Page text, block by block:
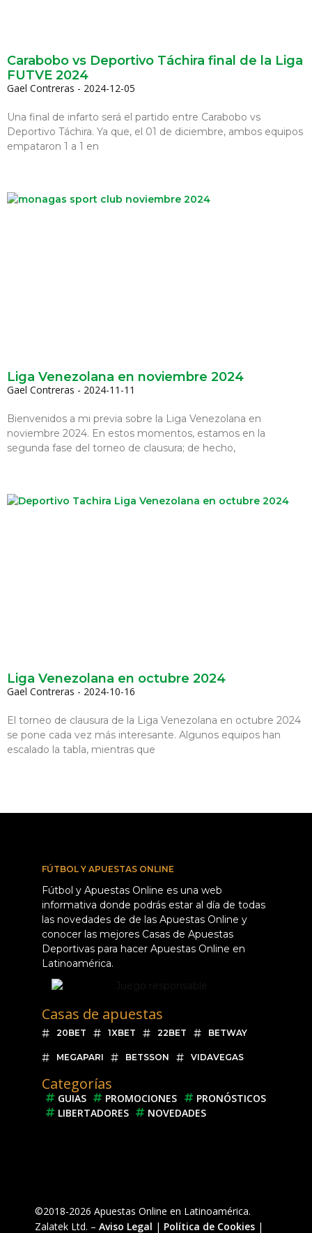
Carabobo vs Deportivo Táchira final de la Liga
FUTVE 2024
Gael Contreras 2024-12-05
Una final de infarto será el partido entre Carabobo vs
Deportivo Táchira. Ya que, el 01 de diciembre, ambos equipos
empataron 1 a 1 en
Liga Venezolana en noviembre 2024
Gael Contreras 2024-11-11
Bienvenidos a mi previa sobre la Liga Venezolana en
noviembre 2024. En estos momentos, estamos en la
segunda fase del torneo de clausura; de hecho,
Liga Venezolana en octubre 2024
Gael Contreras 2024-10-16
El torneo de clausura de la Liga Venezolana en octubre 2024
se pone cada vez más interesante. Algunos equipos han
escalado la tabla, mientras que
FÚTBOL Y APUESTAS ONLINE
Fútbol y Apuestas Online es una web
informativa donde podrás estar al día de todas
las novedades de de las Apuestas Online y
conocer las mejores Casas de Apuestas
Deportivas para hacer Apuestas Online en
Latinoamérica.
Casas de apuestas
20BET 1XBET 22BET BETWAY
MEGAPARI BETSSON VIDAVEGAS
Categorías
GUIAS PROMOCIONES
PRONÓSTICOS
LIBERTADORES
NOVEDADES
©2018-2026 Apuestas Online en Latinoamérica.
Zalatek Ltd. – Aviso Legal | Política de Cookies |